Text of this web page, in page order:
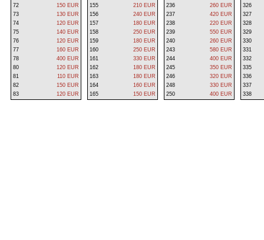
72
150 EUR
73
130 EUR
74
120 EUR
75
140 EUR
76
120 EUR
77
160 EUR
78
400 EUR
80
120 EUR
81
110 EUR
82
150 EUR
83
120 EUR
155
210 EUR
156
240 EUR
157
180 EUR
158
250 EUR
159
180 EUR
160
250 EUR
161
330 EUR
162
180 EUR
163
180 EUR
164
160 EUR
165
150 EUR
236
260 EUR
237
420 EUR
238
220 EUR
239
550 EUR
240
260 EUR
243
580 EUR
244
400 EUR
245
350 EUR
246
320 EUR
248
330 EUR
250
400 EUR
326
327
328
329
330
331
332
335
336
337
338